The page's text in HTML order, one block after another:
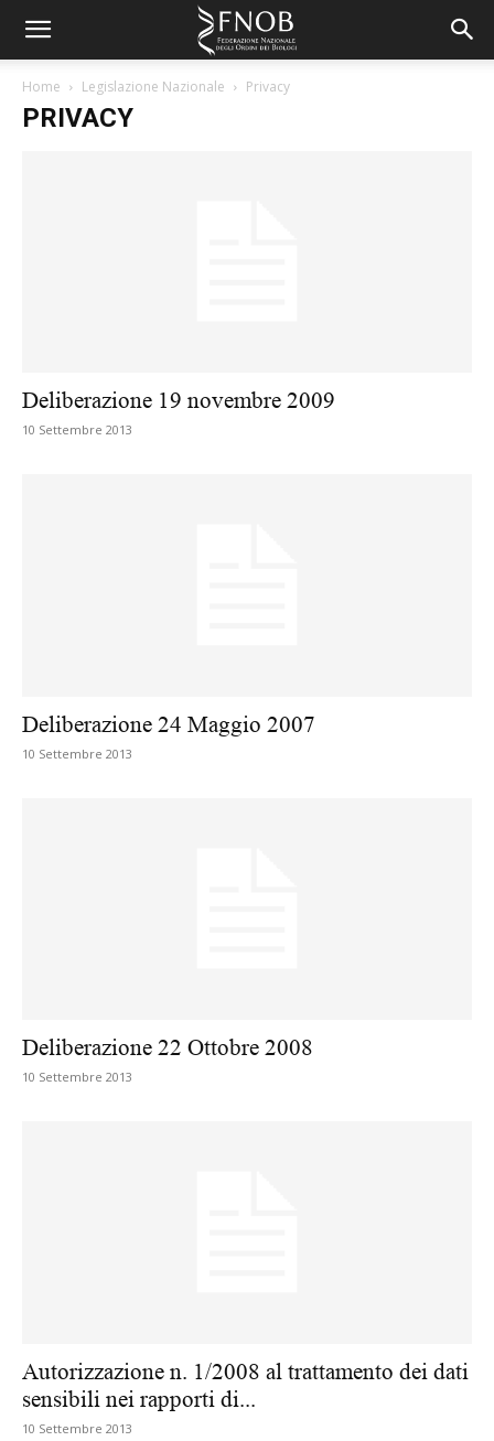
Home Legislazione Nazionale Privacy
PRIVACY
Deliberazione 19 novembre 2009
10 Settembre 2013
Deliberazione 24 Maggio 2007
10 Settembre 2013
Deliberazione 22 Ottobre 2008
10 Settembre 2013
Autorizzazione n. 1/2008 al trattamento dei dati
sensibili nei rapporti di...
10 Settembre 2013